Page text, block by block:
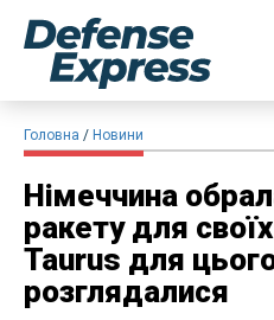
Головна Новини
Німеччина
ракету для
Taurus для
розглядалися